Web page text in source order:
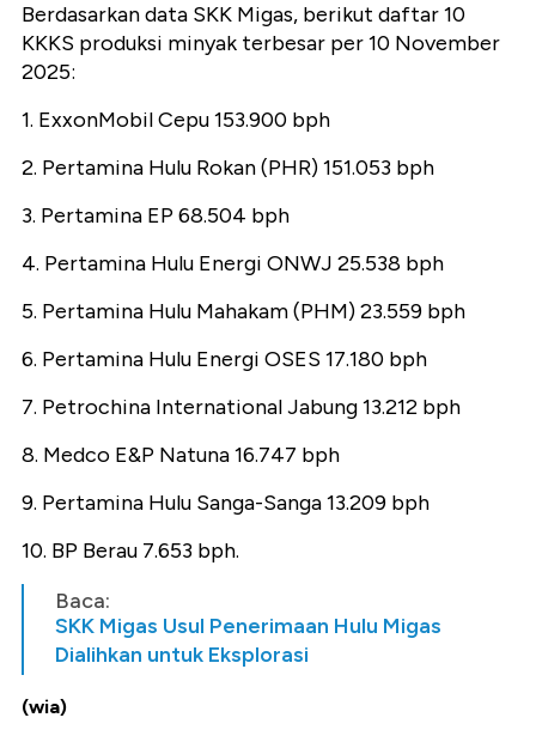
Berdasarkan data SKK Migas, berikut daftar 10
KKKS produksi minyak terbesar per 10 November
2025:
1.⁠ ExxonMobil Cepu 153.900 bph
2.⁠ ⁠Pertamina Hulu Rokan (PHR) 151.053 bph
3.⁠ ⁠Pertamina EP 68.504 bph
4.⁠ ⁠Pertamina Hulu Energi ONWJ 25.538 bph
5.⁠ ⁠Pertamina Hulu Mahakam (PHM) 23.559 bph
6.⁠ ⁠Pertamina Hulu Energi OSES 17.180 bph
7.⁠ ⁠Petrochina International Jabung 13.212 bph
8.⁠ ⁠Medco E&P Natuna 16.747 bph
9.⁠ ⁠Pertamina Hulu Sanga-Sanga 13.209 bph
10.⁠ ⁠BP Berau 7.653 bph.
Baca:
SKK Migas Usul Penerimaan Hulu Migas
Dialihkan untuk Eksplorasi
(wia)